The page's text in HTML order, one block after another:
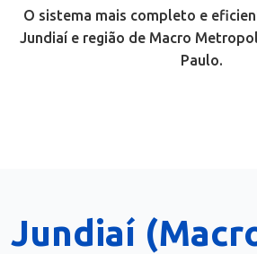
O sistema mais completo e
Jundiaí e região de Macro
Paulo.
Jundiaí